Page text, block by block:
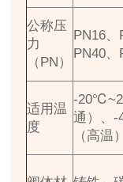
公称压
力
（PN）
PN16、
PN40
适用温
度
-
通）、
（高温）